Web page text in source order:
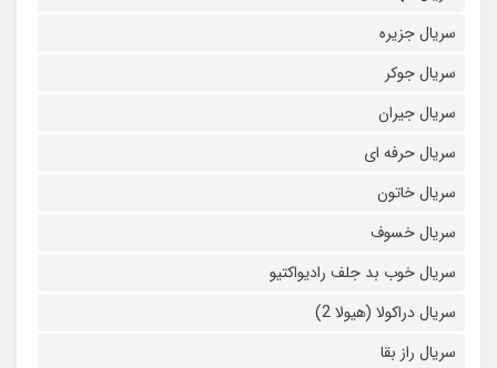
سریال جزیره
سریال جوکر
سریال جیران
سریال حرفه ای
سریال خاتون
سریال خسوف
سریال خوب بد جلف رادیواکتیو
سریال دراکولا (هیولا 2)
سریال راز بقا